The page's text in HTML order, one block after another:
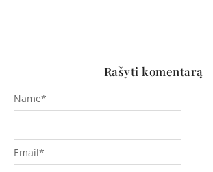
Rašyti komentarą
Name*
Email*